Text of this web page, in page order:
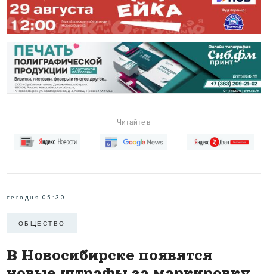
Читайте в
сегодня 05:30
ОБЩЕСТВО
В Новосибирске появятся